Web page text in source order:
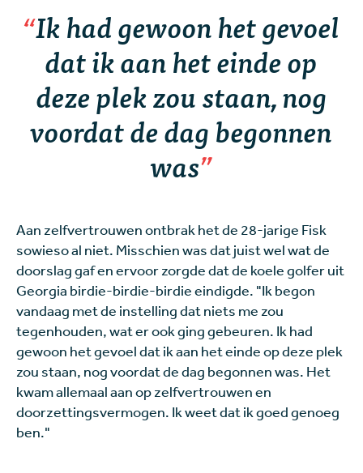
Ik had gewoon het gevoel
dat ik aan het einde op
deze plek zou staan, nog
voordat de dag begonnen
was
Aan zelfvertrouwen ontbrak het de 28-jarige Fisk
sowieso al niet. Misschien was dat juist wel wat de
doorslag gaf en ervoor zorgde dat de koele golfer uit
Georgia birdie-birdie-birdie eindigde. "Ik begon
vandaag met de instelling dat niets me zou
tegenhouden, wat er ook ging gebeuren. Ik had
gewoon het gevoel dat ik aan het einde op deze plek
zou staan, nog voordat de dag begonnen was. Het
kwam allemaal aan op zelfvertrouwen en
doorzettingsvermogen. Ik weet dat ik goed genoeg
ben."